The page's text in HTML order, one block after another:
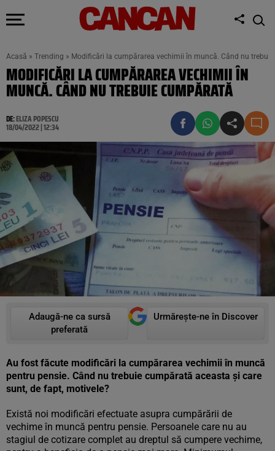
Acasă » Trending » Modificări la cumpărarea vechimii în muncă. Când nu
MODIFICĂRI LA CUMPĂRAREA VECHIMII ÎN
MUNCĂ. CÂND NU TREBUIE CUMPĂRATĂ
DE:ELIZA POPESCU
18/04/2022 | 12:34
Adaugă-ne ca sursă
preferată
Urmărește-ne în Discover
Au fost făcute modificări la cumpărarea vechimii în muncă
pentru pensie. Când nu trebuie cumpărată aceasta și care
sunt, de fapt, motivele?
Există noi modificări efectuate asupra cumpărării de
vechime în muncă pentru pensie. Persoanele care nu au
stagiul de cotizare complet au dreptul să cumpere vechime,